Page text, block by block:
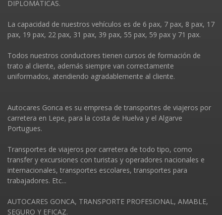
DIPLOMÁTICAS.
La capacidad de nuestros vehí­culos es de 6 pax, 7 pax, 8 pax, 17
pax, 19 pax, 22 pax, 31 pax, 39 pax, 55 pax, 59 pax y 71 pax.
Todos nuestros conductores tienen cursos de formación de
trato al cliente, además siempre van correctamente
uniformados, atendiendo agradablemente al cliente.
Autocares Gonca es su empresa de transportes de viajeros por
carretera en Lepe, para la costa de Huelva y el Algarve
Portugues.
Transportes de viajeros por carretera de todo tipo, como
transfer y excursiones con turistas y operadores nacionales e
internacionales, transportes escolares, transportes para
trabajadores. Etc...
AUTOCARES GONCA, TRANSPORTE PROFESIONAL, AMABLE,
SEGURO Y EFICAZ.